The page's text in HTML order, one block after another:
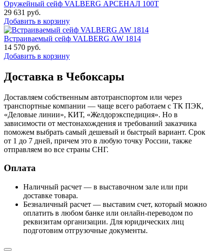
Оружейный сейф VALBERG АРСЕНАЛ 100Т
29 631 руб.
Добавить в корзину
Встраиваемый сейф VALBERG AW 1814
14 570 руб.
Добавить в корзину
Доставка в Чебоксары
Доставляем собственным автотранспортом или через
транспортные компании — чаще всего работаем с ТК ПЭК,
«Деловые линии», КИТ, «Желдорэкспедиция». Но в
зависимости от местонахождения и требований заказчика
поможем выбрать самый дешевый и быстрый вариант. Срок
от 1 до 7 дней, причем это в любую точку России, также
отправляем во все страны СНГ.
Оплата
Наличный расчет — в выставочном зале или при
доставке товара.
Безналичный расчет — выставим счет, который можно
оплатить в любом банке или онлайн-переводом по
реквизитам организации. Для юридических лиц
подготовим отгрузочные документы.